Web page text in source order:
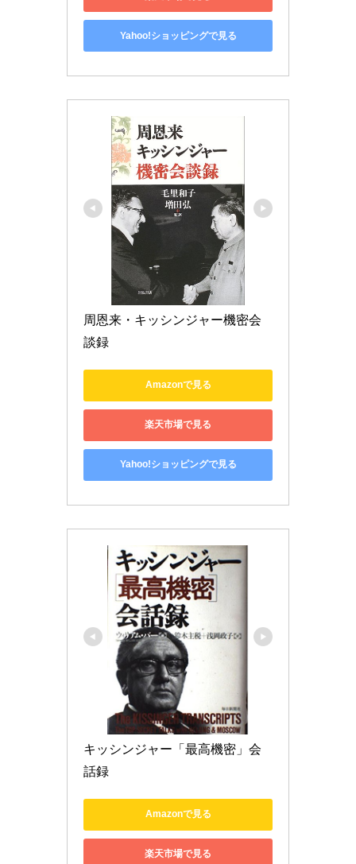
Yahoo!ショッピングで見る
周恩来・キッシンジャー機密会
談録
Amazonで見る
楽天市場で見る
Yahoo!ショッピングで見る
キッシンジャー「最高機密」会
話録
Amazonで見る
楽天市場で見る